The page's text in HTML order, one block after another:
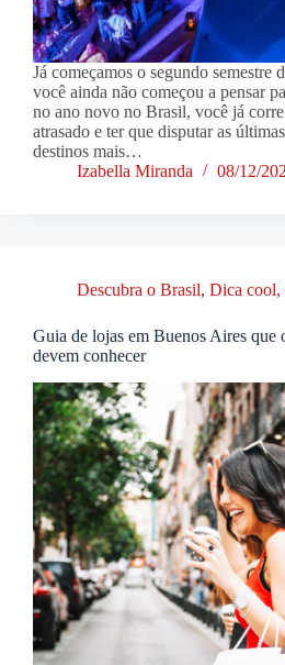
Já começamos o segundo semestre
você ainda não começou a pensar
no ano novo no Brasil, você já
atrasado e ter que disputar as
destinos mais…
Izabella Miranda
08/12/
Descubra o Brasil, Dica cool,
Guia de lojas em Buenos Aires que
devem conhecer